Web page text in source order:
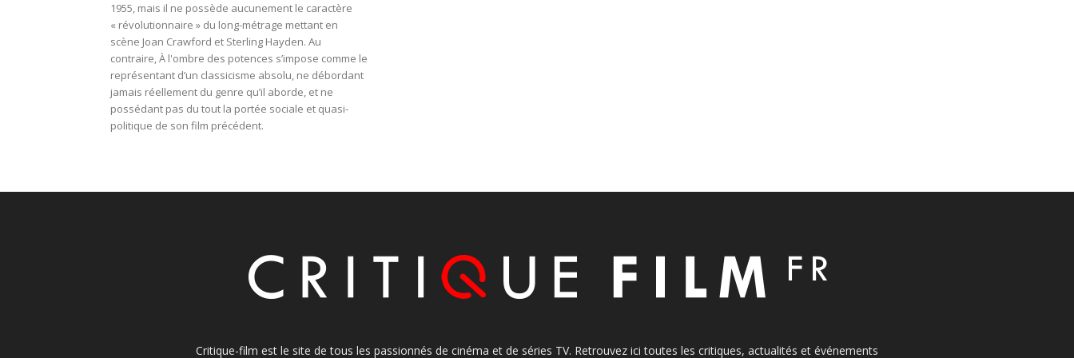
1955, mais il ne possède aucunement le caractère
« révolutionnaire » du long-métrage mettant en
scène Joan Crawford et Sterling Hayden. Au
contraire, À l'ombre des potences s’impose comme le
représentant d’un classicisme absolu, ne débordant
jamais réellement du genre qu’il aborde, et ne
possédant pas du tout la portée sociale et quasi-
politique de son film précédent.
Critique-film est le site de tous les passionnés de cinéma et de séries TV. Retrouvez ici toutes les critiques, actualités et événements